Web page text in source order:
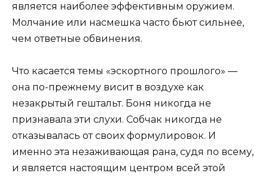
является наиболее эффективным оружием.
Молчание или насмешка часто бьют сильнее,
чем ответные обвинения.
Что касается темы «эскортного прошлого» —
она по-прежнему висит в воздухе как
незакрытый гештальт. Боня никогда не
признавала эти слухи. Собчак никогда не
отказывалась от своих формулировок. И
именно эта незаживающая рана, судя по всему,
и является настоящим центром всей этой